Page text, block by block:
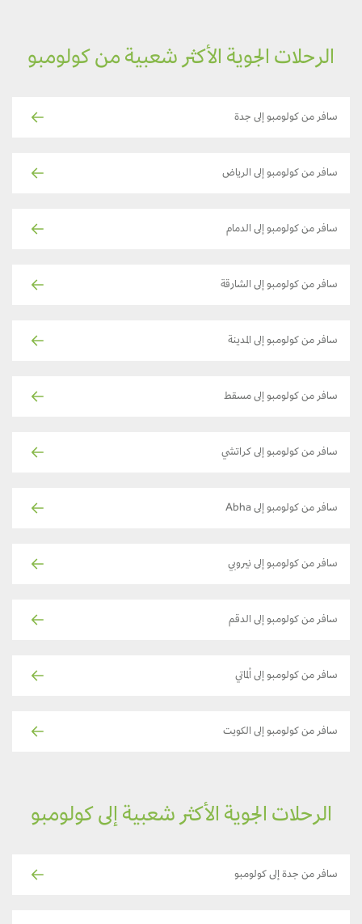
الرحلات الجوية الأكثر شعبية من كولومبو
سافر من كولومبو إلى جدة
سافر من كولومبو إلى الرياض
سافر من كولومبو إلى الدمام
سافر من كولومبو إلى الشارقة
سافر من كولومبو إلى المدينة
سافر من كولومبو إلى مسقط
سافر من كولومبو إلى كراتشي
سافر من كولومبو إلى Abha
سافر من كولومبو إلى نيروبي
سافر من كولومبو إلى الدقم
سافر من كولومبو إلى ألماتي
سافر من كولومبو إلى الكويت
الرحلات الجوية الأكثر شعبية إلى كولومبو
سافر من جدة إلى كولومبو